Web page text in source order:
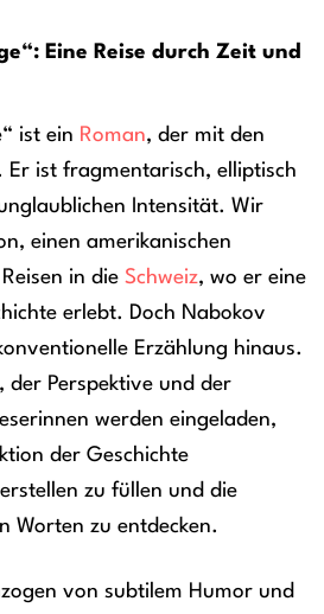
Eine Reise durch Zeit und
ist ein Roman, der mit den
Er ist fragmentarisch, elliptisch
Intensität. Wir
einen amerikanischen
in die Schweiz, wo er eine
erlebt. Doch Nabokov
Erzählung hinaus.
der Perspektive und der
werden eingeladen,
der Geschichte
zu füllen und die
Worten zu entdecken.
von subtilem Humor und